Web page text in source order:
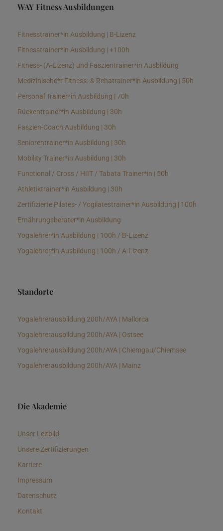
WAY Fitness Ausbildungen
Fitnesstrainer*in Ausbildung | B-Lizenz
Fitnesstrainer*in Ausbildung | +100h
Fitness- (A-Lizenz) und Faszientrainer*in Ausbildung
Medizinische*r Fitness- & Rehatrainer*in Ausbildung | 50h
Personal Trainer*in Ausbildung | 70h
Rückentrainer*in Ausbildung | 30h
Faszien-Coach Ausbildung | 30h
Seniorentrainer*in Ausbildung | 30h
Mobility Trainer*in Ausbildung | 30h
Functional / Cross / HIIT / Tabata Trainer*in | 50h
Athletiktrainer*in Ausbildung | 30h
Zertifizierte Pilates- / Yogilatestrainer*in Ausbildung | 100h
Ernährungsberater*in Ausbildung
Yogalehrer*in Ausbildung | 100h / B-Lizenz
Yogalehrer*in Ausbildung | 100h / A-Lizenz
Standorte
Yogalehrerausbildung 200h/AYA | Mallorca
Yogalehrerausbildung 200h/AYA | Ostsee
Yogalehrerausbildung 200h/AYA | Chiemgau/Chiemsee
Yogalehrerausbildung 200h/AYA | Mainz
Die Akademie
Unser Leitbild
Unsere Zertifizierungen
Karriere
Impressum
Datenschutz
Kontakt